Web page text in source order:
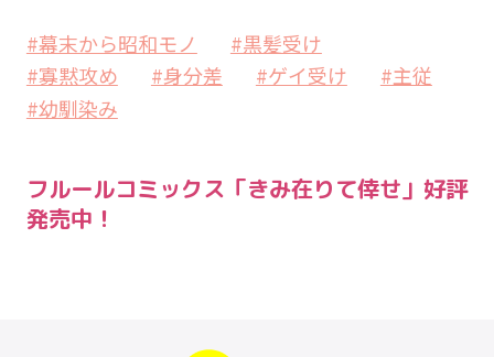
#幕末から昭和モノ
#黒髪受け
#寡黙攻め
#身分差 #ゲイ受け
#主従
#幼馴染み
フルールコミックス「きみ在りて倖せ」好評
発売中！